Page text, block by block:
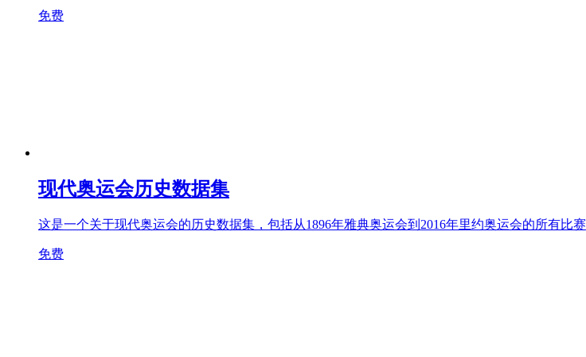
免费
现代奥运会历史数据集
这是一个关于现代奥运会的历史数据集，包括从1896年雅典奥运会到2016年里约奥运会的所有比赛
免费